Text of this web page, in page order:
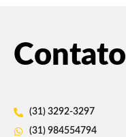
Contato
(31) 3292-3297
(31) 984554794